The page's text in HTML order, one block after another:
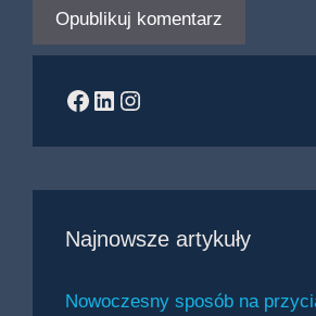
Facebook
LinkedIn
Instagram
Najnowsze artykuły
Nowoczesny sposób na